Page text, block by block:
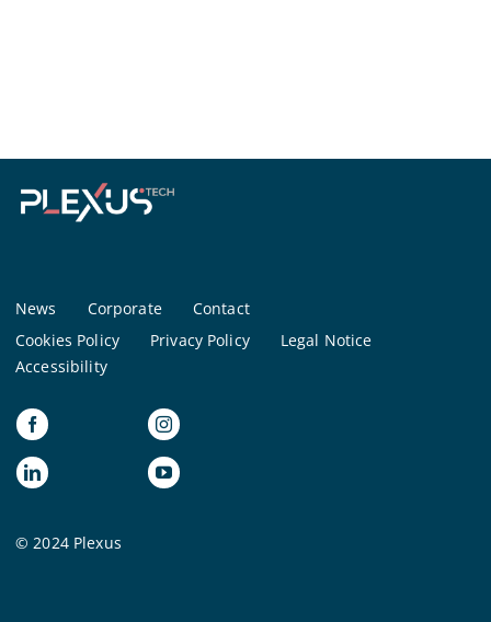
News Corporate
Contact
Cookies Policy
Privacy Policy
Legal Notice
Accessibility
© 2024 Plexus